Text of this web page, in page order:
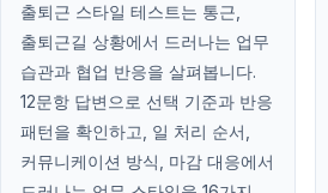
출퇴근 스타일 테스트는 통근,
출퇴근길 상황에서 드러나는 업무
습관과 협업 반응을 살펴봅니다.
12문항 답변으로 선택 기준과 반응
패턴을 확인하고, 일 처리 순서,
커뮤니케이션 방식, 마감 대응에서